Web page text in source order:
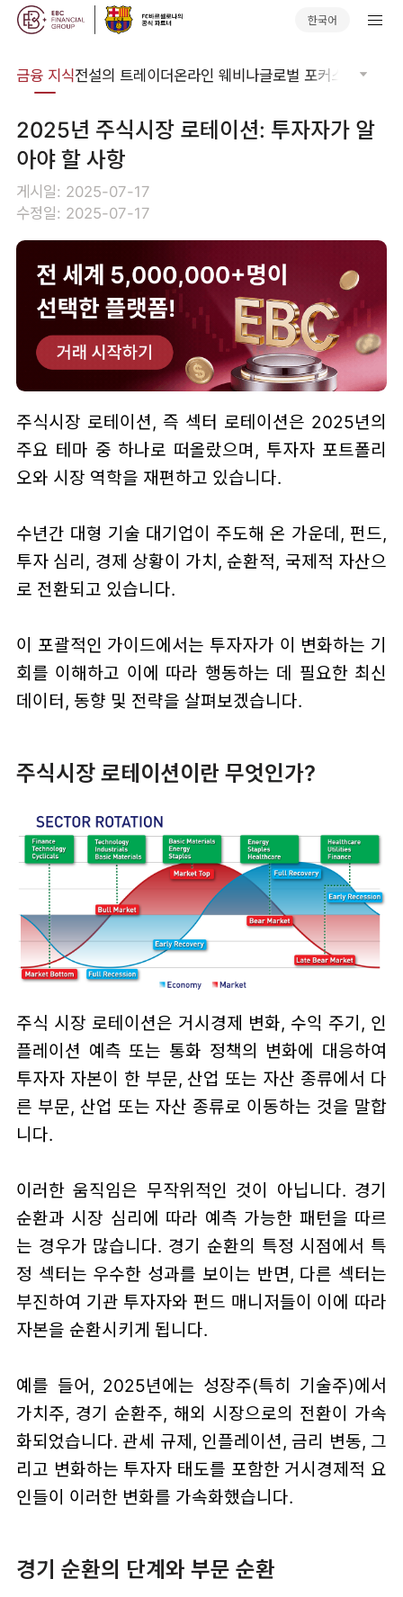
한국어
금융 지식전설의 트레이더온라인 웨비나글로벌 포커스 기술적
2025년 주식시장 로테이션: 투자자가 알
아야 할 사항
게시일: 2025-07-17
수정일: 2025-07-17
주식시장 로테이션, 즉 섹터 로테이션은 2025년의
주요 테마 중 하나로 떠올랐으며, 투자자 포트폴리
오와 시장 역학을 재편하고 있습니다.
수년간 대형 기술 대기업이 주도해 온 가운데, 펀드,
투자 심리, 경제 상황이 가치, 순환적, 국제적 자산으
로 전환되고 있습니다.
이 포괄적인 가이드에서는 투자자가 이 변화하는 기
회를 이해하고 이에 따라 행동하는 데 필요한 최신
데이터, 동향 및 전략을 살펴보겠습니다.
주식시장 로테이션이란 무엇인가?
주식 시장 로테이션은 거시경제 변화, 수익 주기, 인
플레이션 예측 또는 통화 정책의 변화에 대응하여
투자자 자본이 한 부문, 산업 또는 자산 종류에서 다
른 부문, 산업 또는 자산 종류로 이동하는 것을 말합
니다.
이러한 움직임은 무작위적인 것이 아닙니다. 경기
순환과 시장 심리에 따라 예측 가능한 패턴을 따르
는 경우가 많습니다. 경기 순환의 특정 시점에서 특
정 섹터는 우수한 성과를 보이는 반면, 다른 섹터는
부진하여 기관 투자자와 펀드 매니저들이 이에 따라
자본을 순환시키게 됩니다.
예를 들어, 2025년에는 성장주(특히 기술주)에서
가치주, 경기 순환주, 해외 시장으로의 전환이 가속
화되었습니다. 관세 규제, 인플레이션, 금리 변동, 그
리고 변화하는 투자자 태도를 포함한 거시경제적 요
인들이 이러한 변화를 가속화했습니다.
경기 순환의 단계와 부문 순환